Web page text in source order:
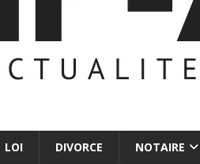
LOI DIVORCE NOTAIRE